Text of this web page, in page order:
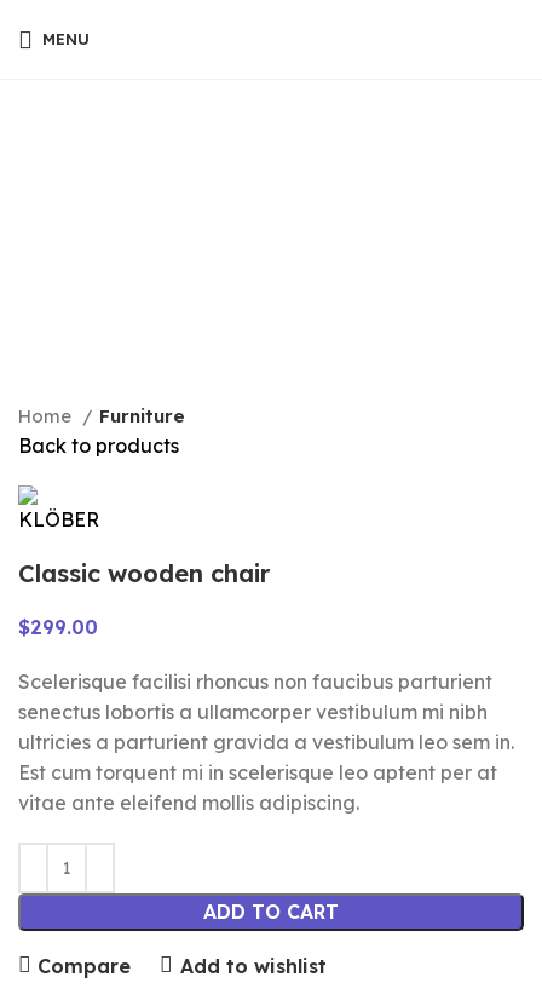
MENU
Home Furniture
Back to products
Classic wooden chair
$299.00
Scelerisque facilisi rhoncus non faucibus parturient
senectus lobortis a ullamcorper vestibulum mi nibh
ultricies a parturient gravida a vestibulum leo sem in.
Est cum torquent mi in scelerisque leo aptent per at
vitae ante eleifend mollis adipiscing.
ADD TO CART
Compare Add to wishlist